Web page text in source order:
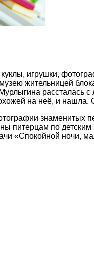
куклы, игрушки,
жительницей
рассталась
на неё, и нашла.
знаменитых
питерцам по
«Спокойной ночи,